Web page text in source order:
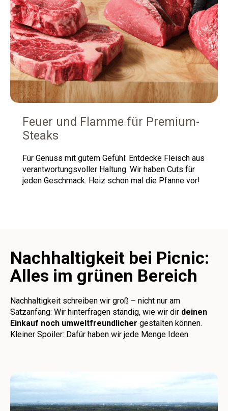
Feuer und Flamme für Premium-
Steaks
Für Genuss mit gutem Gefühl: Entdecke Fleisch aus
verantwortungsvoller Haltung. Wir haben Cuts für
jeden Geschmack. Heiz schon mal die Pfanne vor!
Nachhaltigkeit bei Picnic:
Alles im grünen Bereich
Nachhaltigkeit schreiben wir groß – nicht nur am
Satzanfang: Wir hinterfragen ständig, wie wir dir deinen
Einkauf noch umweltfreundlicher gestalten können.
Kleiner Spoiler: Dafür haben wir jede Menge Ideen.